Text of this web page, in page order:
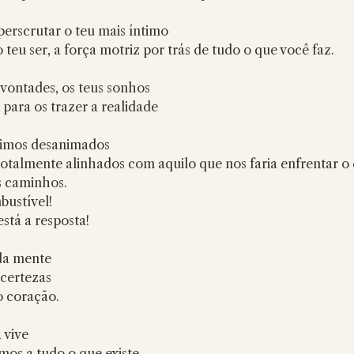
o teu mais íntimo
ser, a força motriz por trás de tudo o que você faz.
os teus sonhos
os trazer a realidade
desanimados
alinhados com aquilo que nos faria enfrentar
caminhos.
a resposta!
mente
coração.
vive